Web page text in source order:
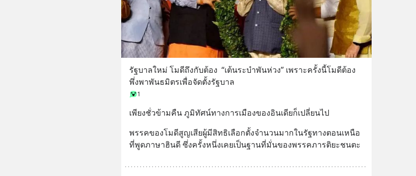
รัฐบาลใหม่ โมดีถึงกับต้อง  “เต้นระบำพันห่วง” เพราะครั้งนี้โมดีต้อง
พึ่งพาพันธมิตรเพื่อจัดตั้งรัฐบาล
1
เพียงชั่วข้ามคืน ภูมิทัศน์ทางการเมืองของอินเดียก็เปลี่ยนไป
พรรคของโมดีสูญเสียผู้มีสิทธิเลือกตั้งจำนวนมากในรัฐทางตอนเหนือ
ที่พูดภาษาฮินดี ซึ่งครั้งหนึ่งเคยเป็นฐานที่มั่นของพรรคภารติยะชนตะ